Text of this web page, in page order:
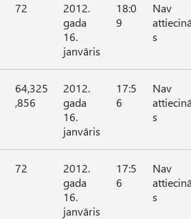
72
2012.
gada
16.
janvāris
18:0
9
Nav
s
64,325
,856
2012.
gada
16.
janvāris
17:5
6
Nav
s
72
2012.
gada
16.
janvāris
17:5
6
Nav
s